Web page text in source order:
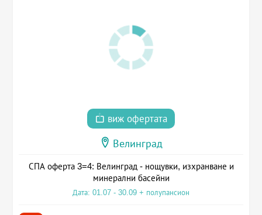
виж офертата
Велинград
СПА оферта 3=4: Велинград - нощувки, изхранване и
минерални басейни
Дата: 01.07 - 30.09 + полупансион